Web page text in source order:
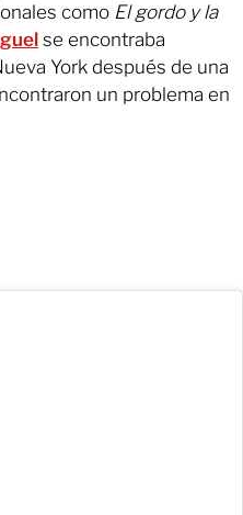
como El gordo y la
se encontraba
York después de una
un problema en